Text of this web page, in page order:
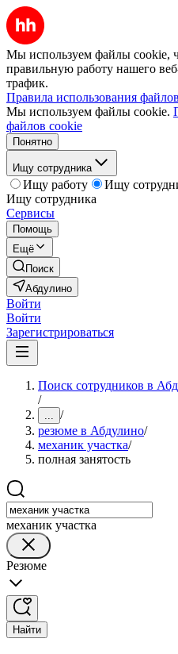
Мы используем файлы cookie,
правильную работу нашего
трафик.
Правила использования
Мы используем файлы cookie.
файлов cookie
Понятно
Ищу сотрудника
Ищу работу
Ищу
Ищу сотрудника
Сервисы
Помощь
Ещё
Поиск
Абдулино
Войти
Войти
Зарегистрироваться
Поиск сотрудников в
/
... /
резюме в Абдулино/
механик участка/
полная занятость
механик участка
Резюме
Найти